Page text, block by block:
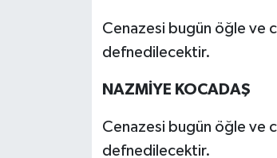
Cenazesi bugün öğle ve
defnedilecektir.
NAZMİYE KOCADAŞ
Cenazesi bugün öğle ve
defnedilecektir.